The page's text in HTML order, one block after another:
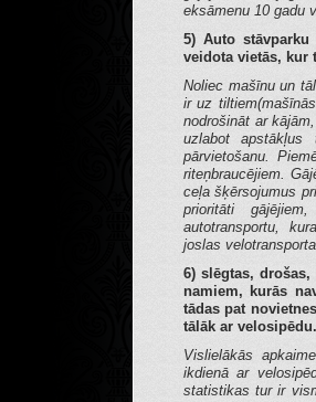
eksāmenu 10 gadu
5) Auto
veidota vietās, kur
Noliec mašīnu un
ir uz
nodrošināt ar
uzlabot apstākļus
pārvietošanu.
riteņbraucējiem.
ceļa šķērsojumus
prioritāti
autotransportu,
joslas
6) slēgtas,
namiem, kurās
tādas pat
tālāk ar velosipēdu.
Vislielākās
ikdienā ar
statistikas tur ir